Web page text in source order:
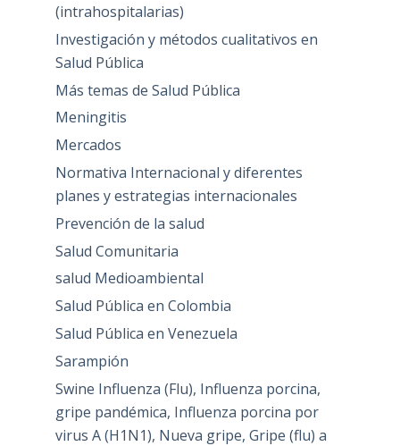
(intrahospitalarias)
Investigación y métodos cualitativos en
Salud Pública
Más temas de Salud Pública
Meningitis
Mercados
Normativa Internacional y diferentes
planes y estrategias internacionales
Prevención de la salud
Salud Comunitaria
salud Medioambiental
Salud Pública en Colombia
Salud Pública en Venezuela
Sarampión
Swine Influenza (Flu), Influenza porcina,
gripe pandémica, Influenza porcina por
virus A (H1N1), Nueva gripe, Gripe (flu) a